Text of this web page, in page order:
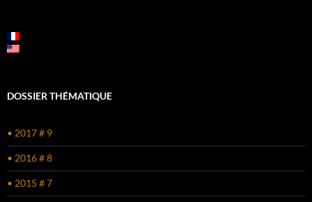
ARTICLES
DOSSIER THÉMATIQUE
• 2017 # 9
• 2016 # 8
• 2015 # 7